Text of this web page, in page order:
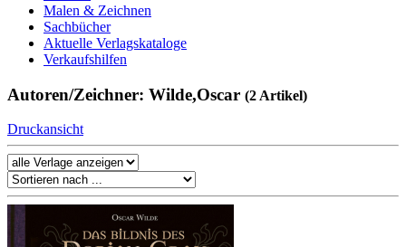
Malen & Zeichnen
Sachbücher
Aktuelle Verlagskataloge
Verkaufshilfen
Autoren/Zeichner: Wilde,Oscar (2 Artikel)
Druckansicht